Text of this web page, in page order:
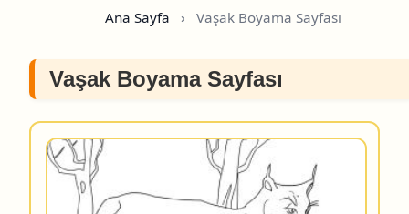
Ana Sayfa › Vaşak Boyama Sayfası
Vaşak Boyama Sayfası